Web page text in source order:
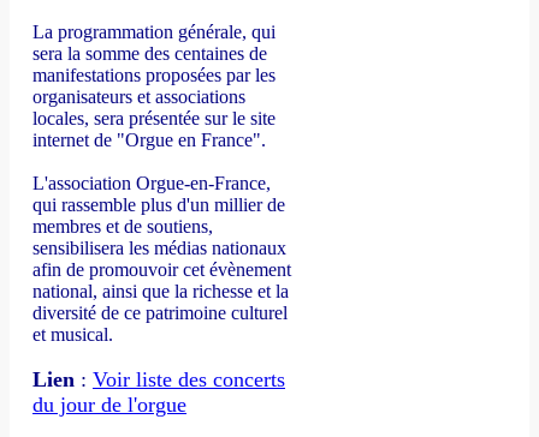
La programmation générale, qui
sera la somme des centaines de
manifestations proposées par les
organisateurs et associations
locales, sera présentée sur le site
internet de "Orgue en France".
L'association Orgue-en-France,
qui rassemble plus d'un millier de
membres et de soutiens,
sensibilisera les médias nationaux
afin de promouvoir cet évènement
national, ainsi que la richesse et la
diversité de ce patrimoine culturel
et musical.
Lien : Voir liste des concerts
du jour de l'orgue